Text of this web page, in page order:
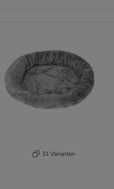
31 Varianten